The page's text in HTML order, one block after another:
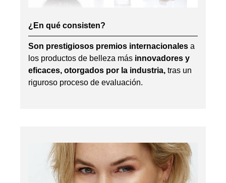
¿En qué consisten?
Son prestigiosos premios internacionales a
los productos de belleza más innovadores y
eficaces, otorgados por la industria, tras un
riguroso proceso de evaluación.